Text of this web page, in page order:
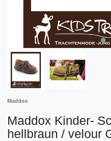
Maddox
Maddox Kinder-
hellbraun / velour